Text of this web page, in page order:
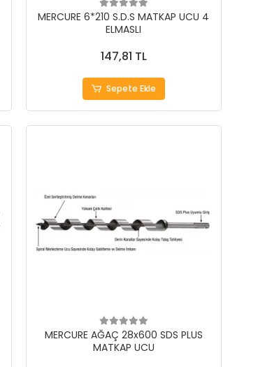
MERCURE 6*210 S.D.S MATKAP UCU 4
ELMASLI
147,81 TL
Sepete Ekle
MERCURE AĞAÇ 28x600 SDS PLUS
MATKAP UCU